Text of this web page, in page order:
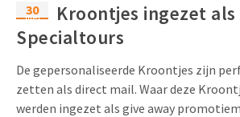
30
mei
Kroontjes ingezet
Specialtours
De gepersonaliseerde Kroontjes zijn
zetten als direct mail. Waar deze
werden ingezet als give away